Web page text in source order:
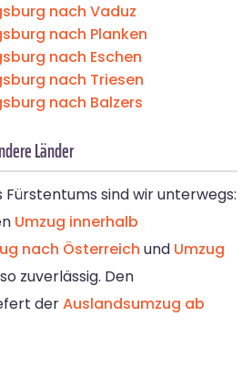
nach Vaduz
nach Planken
nach Eschen
nach Triesen
nach Balzers
Länder
sind wir unterwegs:
Umzug innerhalb
nach Österreich und Umzug
zuverlässig. Den
derAuslandsumzug ab